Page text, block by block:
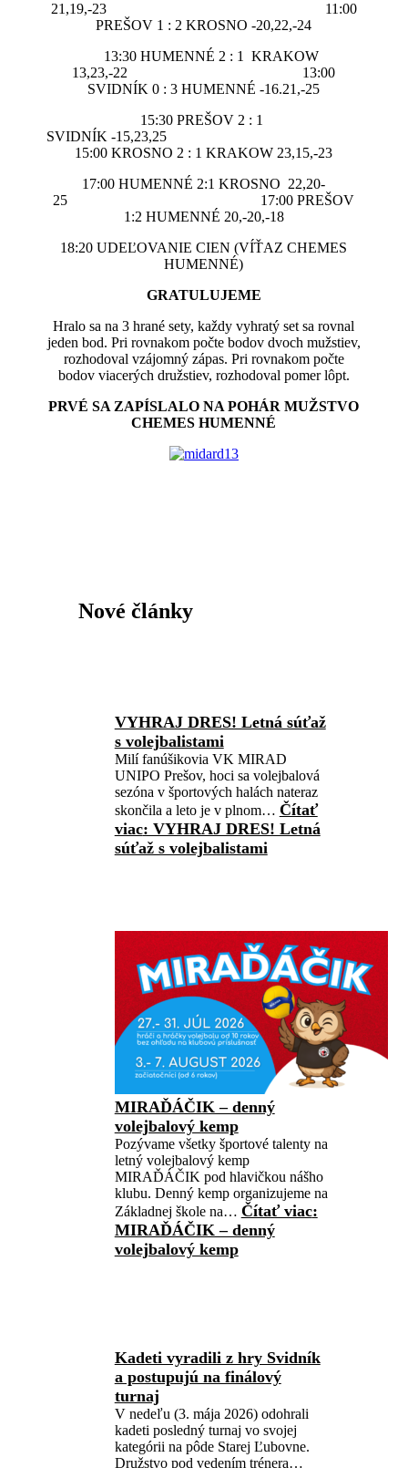
21,19,-23 11:00
PREŠOV 1 : 2 KROSNO -20,22,-24
13:30 HUMENNÉ 2 : 1 KRAKOW
13,23,-22 13:00
SVIDNÍK 0 : 3 HUMENNÉ -16.21,-25
15:30 PREŠOV 2 : 1
SVIDNÍK -15,23,25
15:00 KROSNO 2 : 1 KRAKOW 23,15,-23
17:00 HUMENNÉ 2:1 KROSNO 22,20-
25 17:00 PREŠOV
1:2 HUMENNÉ 20,-20,-18
18:20 UDEĽOVANIE CIEN (VÍŤAZ CHEMES
HUMENNÉ)
GRATULUJEME
Hralo sa na 3 hrané sety, každy vyhratý set sa rovnal
jeden bod. Pri rovnakom počte bodov dvoch mužstiev,
rozhodoval vzájomný zápas. Pri rovnakom počte
bodov viacerých družstiev, rozhodoval pomer lôpt.
PRVÉ SA ZAPÍSLALO NA POHÁR MUŽSTVO
CHEMES HUMENNÉ
Nové články
VYHRAJ DRES! Letná súťaž
s volejbalistami
Milí fanúšikovia VK MIRAD
UNIPO Prešov, hoci sa volejbalová
sezóna v športových halách nateraz
skončila a leto je v plnom… Čítať
viac: VYHRAJ DRES! Letná
súťaž s volejbalistami
MIRAĎÁČIK – denný
volejbalový kemp
Pozývame všetky športové talenty na
letný volejbalový kemp
MIRAĎÁČIK pod hlavičkou nášho
klubu. Denný kemp organizujeme na
Základnej škole na… Čítať viac:
MIRAĎÁČIK – denný
volejbalový kemp
Kadeti vyradili z hry Svidník
a postupujú na finálový
turnaj
V nedeľu (3. mája 2026) odohrali
kadeti posledný turnaj vo svojej
kategórii na pôde Starej Ľubovne.
Družstvo pod vedením trénera…